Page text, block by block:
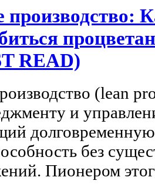
READ)
(lean
и
долговременную
без
Пионером